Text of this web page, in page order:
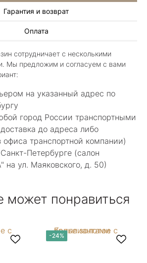
Гарантия и возврат
Оплата
сотрудничает с несколькими
Мы предложим и согласуем с вами
на указанный адрес по
город России транспортными
до адреса либо
транспортной компании)
Петербурге (салон
ул. Маяковского, д. 50)
может понравиться
-24%
огромный ассортимент не
изделий. Продавцы
2025
оригинальные не похожие
Сотрудники очень